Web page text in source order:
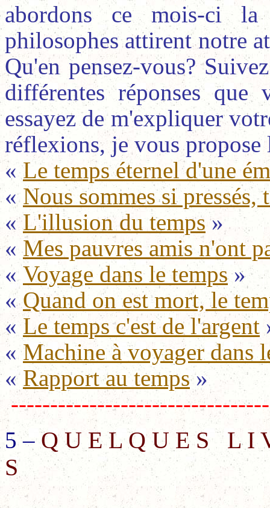
abordons ce mois-ci
philosophes attirent notre
Qu'en pensez-vous?
différentes réponses que
essayez de m'expliquer
réflexions, je vous propose
«Le temps éternel d'une
«Nous sommes si pressés,
«L'illusion du temps»
«Mes pauvres amis n'ont
«Voyage dans le temps»
«Quand on est mort, le
« Le temps c'est de l'argent
«Machine à voyager dans
«Rapport au temps»
5 –Q U E L Q U E S
L I
S